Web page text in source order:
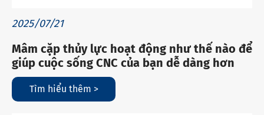
2025/07/21
Mâm cặp thủy lực hoạt động như thế nào để
giúp cuộc sống CNC của bạn dễ dàng hơn
Tìm hiểu thêm >